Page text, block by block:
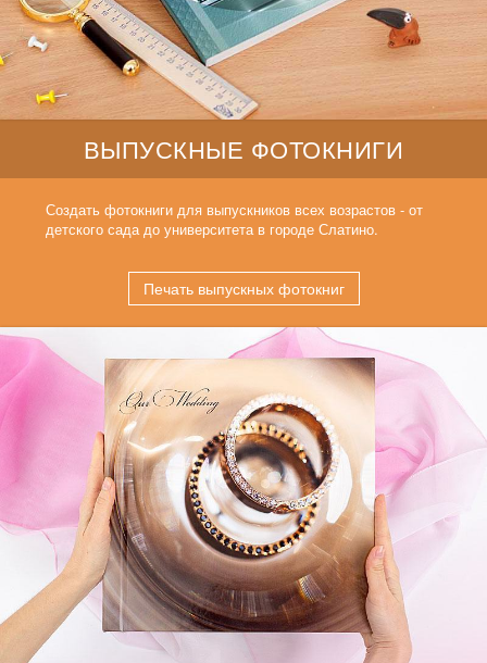
ВЫПУСКНЫЕ ФОТОКНИГИ
Создать фотокниги для выпускников всех возрастов - от
детского сада до университета в городе Слатино.
Печать выпускных фотокниг